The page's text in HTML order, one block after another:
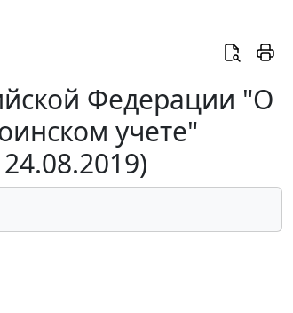
Федерации "О
учете"